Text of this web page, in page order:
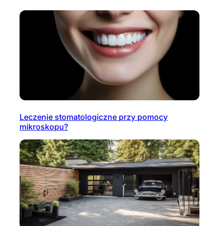
Leczenie stomatologiczne przy pomocy
mikroskopu?